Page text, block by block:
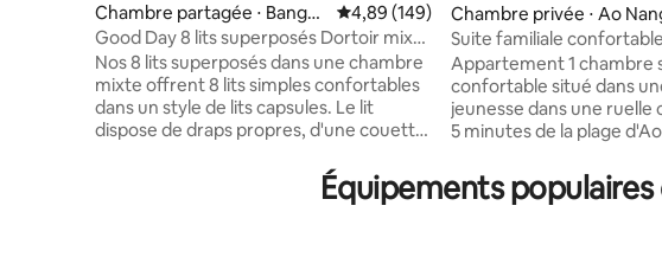
Chambre partagée ⋅ Bangko
k
Évaluation moyenne sur la base de 149
4,89 (149)
Good Day 8 lits superposés Dortoir mixte
A
Nos 8 lits superposés dans une chambre
mixte offrent 8 lits simples confortables
dans un style de lits capsules. Le lit
dispose de draps propres, d'une couette,
d'une prise de courant électrique. Cette
chambre est également équipée de
Chambre privée ⋅ Ao
Suite familiale
chambre pouvant
personnes
Appartement 1 chambre
confortable situé dans
jeunesse dans une ruelle
5 minutes de la plage
chambre avec un lit King
confortable et un salon
Équipements